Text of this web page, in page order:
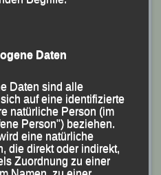
Oberbürgermeister
Stadträte Stefanie Auer
beide selbst aktiv
Diözesanvorsitzenden und
u.a. als Starter fungierte,
in einem kurzen
und das
ein.
Daten
Daten sind alle
auf eine identifizierte
natürliche Person (im
Person") beziehen.
eine natürliche
die direkt oder indirekt,
Zuordnung zu einer